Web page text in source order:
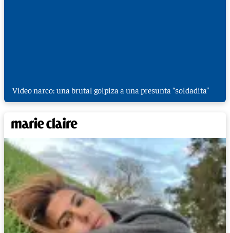
Video narco: una brutal golpiza a una presunta “soldadita”